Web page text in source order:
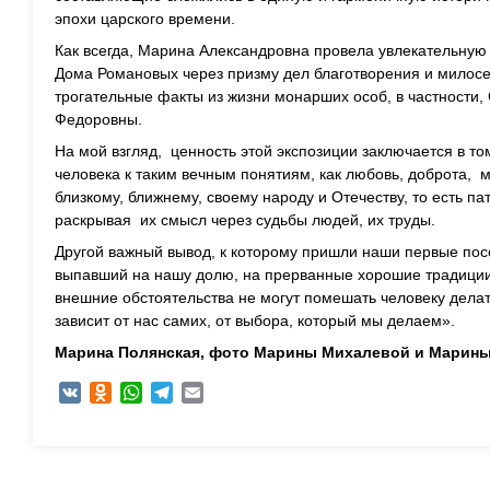
эпохи царского времени.
Как всегда, Марина Александровна провела
Дома Романовых через призму дел благотворения и
трогательные факты из жизни монарших особ, в
Федоровны.
На мой взгляд, ценность этой экспозиции заключается в
человека к таким вечным понятиям, как любовь, доброта,
близкому, ближнему, своему народу и Отечеству, то есть
раскрывая их смысл через судьбы людей, их труды.
Другой важный вывод, к которому пришли наши первые
выпавший на нашу долю, на прерванные хорошие
внешние обстоятельства не могут помешать человеку
зависит от нас самих, от выбора, который мы делаем».
Марина Полянская, фото Марины Михалевой и
VK Odnoklassniki
WhatsAppTelegram